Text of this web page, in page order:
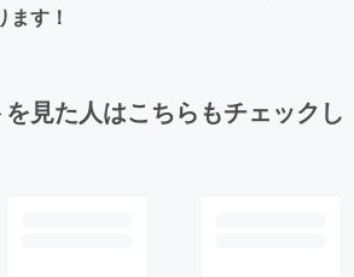
す！
見た人はこちらもチェックし